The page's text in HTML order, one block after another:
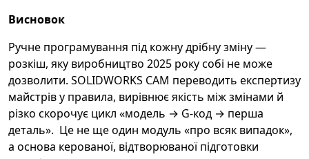
Висновок
Ручне програмування під кожну дрібну зміну —
розкіш, яку виробництво 2025 року собі не може
дозволити. SOLIDWORKS CAM переводить експертизу
майстрів у правила, вирівнює якість між змінами й
різко скорочує цикл «модель → G-код → перша
деталь». Це не ще один модуль «про всяк випадок»,
а основа керованої, відтворюваної підготовки